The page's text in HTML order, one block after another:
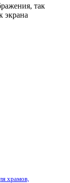
так
экрана
храмов,